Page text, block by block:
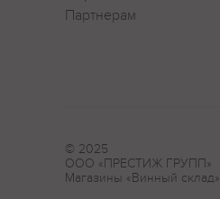
Партнерам
© 2025
ООО «ПРЕСТИЖ ГРУПП»
Магазины «Винный склад»